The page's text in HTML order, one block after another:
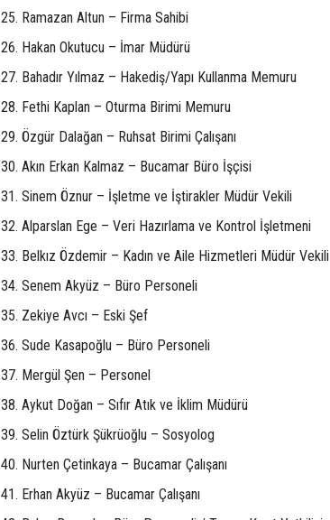
25. Ramazan Altun – Firma Sahibi
26. Hakan Okutucu – İmar Müdürü
27. Bahadır Yılmaz – Hakediş/Yapı Kullanma Memuru
28. Fethi Kaplan – Oturma Birimi Memuru
29. Özgür Dalağan – Ruhsat Birimi Çalışanı
30. Akın Erkan Kalmaz – Bucamar Büro İşçisi
31. Sinem Öznur – İşletme ve İştirakler Müdür Vekili
32. Alparslan Ege – Veri Hazırlama ve Kontrol İşletmeni
33. Belkız Özdemir – Kadın ve Aile Hizmetleri Müdür Vekili
34. Senem Akyüz – Büro Personeli
35. Zekiye Avcı – Eski Şef
36. Sude Kasapoğlu – Büro Personeli
37. Mergül Şen – Personel
38. Aykut Doğan – Sıfır Atık ve İklim Müdürü
39. Selin Öztürk Şükrüoğlu – Sosyolog
40. Nurten Çetinkaya – Bucamar Çalışanı
41. Erhan Akyüz – Bucamar Çalışanı